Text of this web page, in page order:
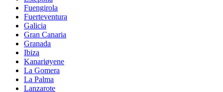
Fuengirola
Fuerteventura
Galicia
Gran Canaria
Granada
Ibiza
Kanariøyene
La Gomera
La Palma
Lanzarote